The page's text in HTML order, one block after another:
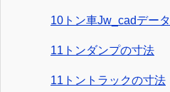
10トン車Jw_cadデータ
11トンダンプの寸法
11トントラックの寸法